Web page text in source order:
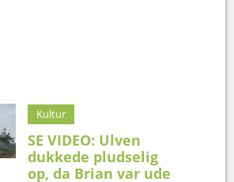
Kultur
SE VIDEO: Ulven
dukkede pludselig
op, da Brian var ude